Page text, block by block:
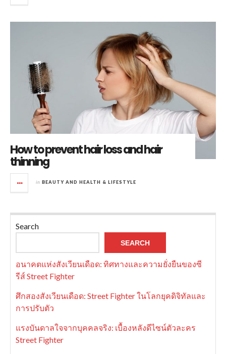
How to prevent hair loss and hair
thinning
in BEAUTY AND HEALTH & LIFESTYLE
Search
SEARCH
อนาคตแห่งสังเวียนเดือด: ทิศทางและความยั่งยืนของซี
รีส์ Street Fighter
ศึกสองสังเวียนเดือด: Street Fighter ในโลกยุคดิจิทัลและ
การปรับตัว
แรงบันดาลใจจากบุคคลจริง: เบื้องหลังดีไซน์ตัวละคร
Street Fighter